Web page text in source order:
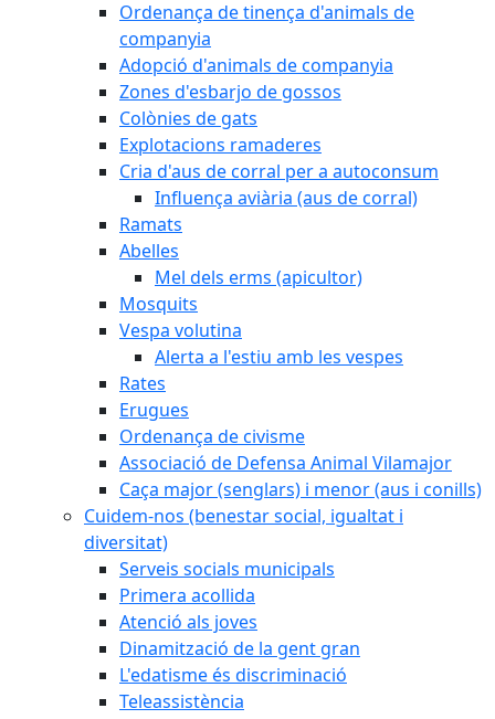
Ordenança de tinença d'animals de
companyia
Adopció d'animals de companyia
Zones d'esbarjo de gossos
Colònies de gats
Explotacions ramaderes
Cria d'aus de corral per a autoconsum
Influença aviària (aus de corral)
Ramats
Abelles
Mel dels erms (apicultor)
Mosquits
Vespa volutina
Alerta a l'estiu amb les vespes
Rates
Erugues
Ordenança de civisme
Associació de Defensa Animal Vilamajor
Caça major (senglars) i menor (aus i conills)
Cuidem-nos (benestar social, igualtat i
diversitat)
Serveis socials municipals
Primera acollida
Atenció als joves
Dinamització de la gent gran
L'edatisme és discriminació
Teleassistència